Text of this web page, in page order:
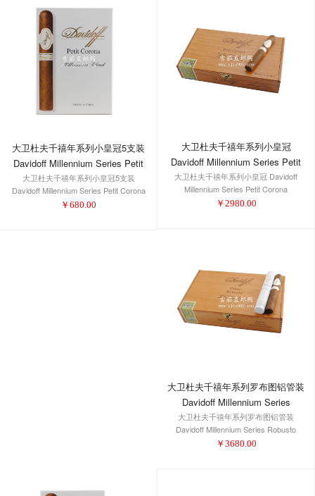
大卫杜夫千禧年系列小皇冠5支装
Davidoff Millennium Series Petit
Corona 5-Pack 1/5
大卫杜夫千禧年系列小皇冠5支装
Davidoff Millennium Series Petit Corona
5-Pack 1/5
￥ 680.00
大卫杜夫千禧年系列小皇冠
Davidoff Millennium Series Petit
Corona
大卫杜夫千禧年系列小皇冠 Davidoff
Millennium Series Petit Corona
￥ 2980.00
大卫杜夫千禧年系列罗布图铝管装
Davidoff Millennium Series
Robusto Tubos
大卫杜夫千禧年系列罗布图铝管装
Davidoff Millennium Series Robusto
Tubos
￥ 3680.00